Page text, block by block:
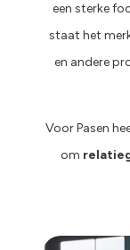
een sterke
staat het
en andere
Voor Pasen
om